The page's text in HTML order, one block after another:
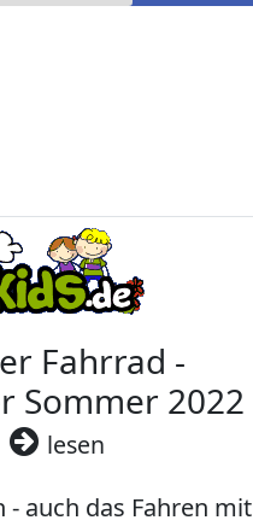
Fahrrad -
Sommer 2022
lesen
- auch das Fahren mit